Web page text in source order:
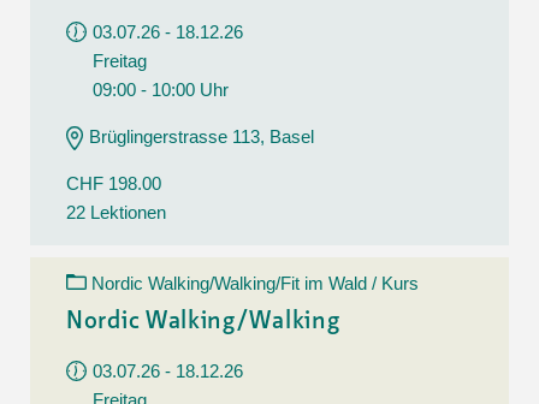
03.07.26 - 18.12.26
Freitag
09:00 - 10:00 Uhr
Brüglingerstrasse 113, Basel
CHF 198.00
22 Lektionen
Nordic Walking/Walking/Fit im Wald / Kurs
Nordic Walking/Walking
03.07.26 - 18.12.26
Freitag